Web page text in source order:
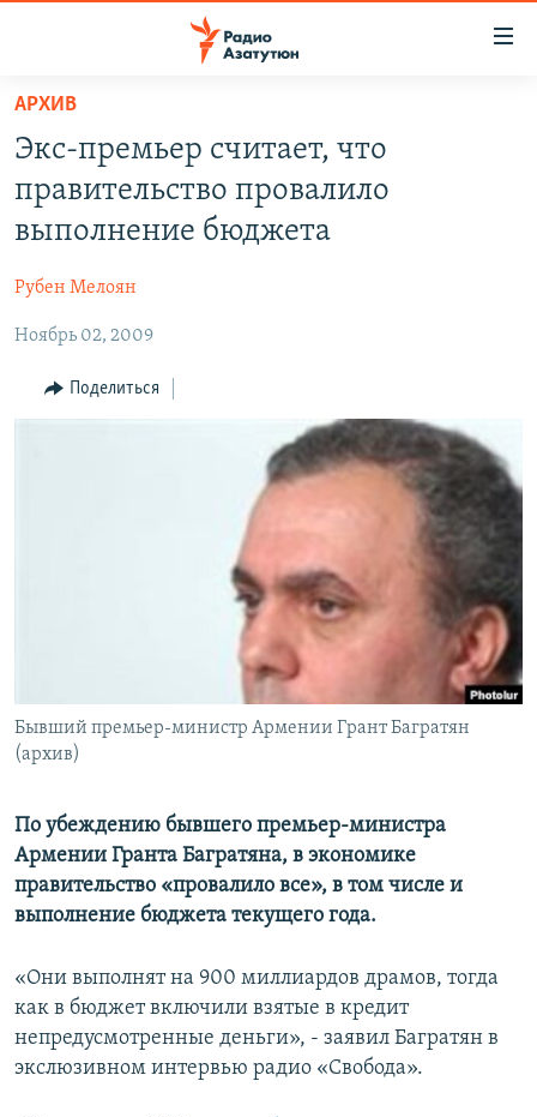
Перейти
основному
содержанию
Перейти
основной
навигации
Перейти
поиску
НОВОСТИ
ПОЛИТИКА
ЭКОНОМИКА
РЕГИОН
НАГОРНЫЙ КАРАБАХ
Все сайты Радио Азатутюн
АРХИВ
Экс-премьер считает, что
правительство провалило
выполнение бюджета
Рубен Мелоян
Ноябрь 02, 2009
Поделиться
Бывший премьер-министр Армении Грант Багратян
(архив)
По убеждению бывшего премьер-министра
Армении Гранта Багратяна, в экономике
правительство «провалило все», в том числе и
выполнение бюджета текущего года.
«Они выполнят на 900 миллиардов драмов, тогда
как в бюджет включили взятые в кредит
непредусмотренные деньги», - заявил Багратян в
экслюзивном интервью радио «Свобода».